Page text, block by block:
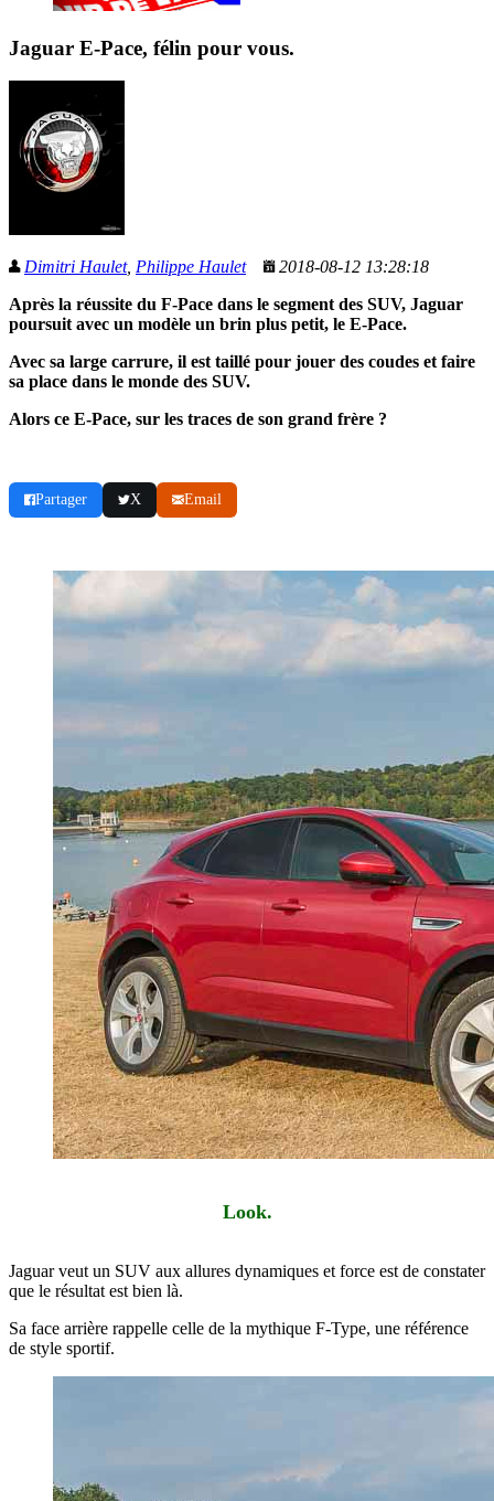
Jaguar E-Pace, félin pour vous.
Dimitri Haulet, Philippe Haulet
2018-08-12 13:28:18
Après la réussite du F-Pace dans le segment des SUV, Jaguar
poursuit avec un modèle un brin plus petit, le E-Pace.
Avec sa large carrure, il est taillé pour jouer des coudes et faire
sa place dans le monde des SUV.
Alors ce E-Pace, sur les traces de son grand frère ?
Partager X Email
Look.
Jaguar veut un SUV aux allures dynamiques et force est de constater
que le résultat est bien là.
Sa face arrière rappelle celle de la mythique F-Type, une référence
de style sportif.